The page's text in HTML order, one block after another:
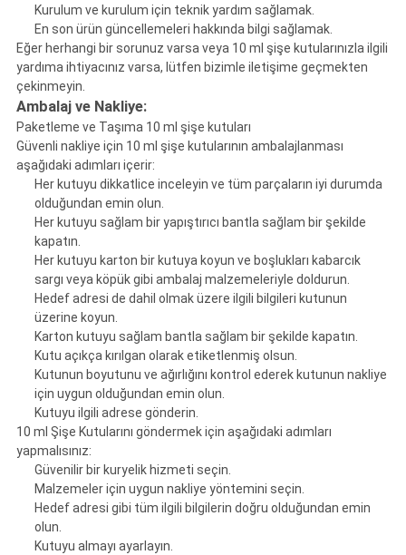
Kurulum ve kurulum için teknik yardım sağlamak.
En son ürün güncellemeleri hakkında bilgi sağlamak.
Eğer herhangi bir sorunuz varsa veya 10 ml şişe kutularınızla ilgili
yardıma ihtiyacınız varsa, lütfen bizimle iletişime geçmekten
çekinmeyin.
Ambalaj ve Nakliye:
Paketleme ve Taşıma 10 ml şişe kutuları
Güvenli nakliye için 10 ml şişe kutularının ambalajlanması
aşağıdaki adımları içerir:
Her kutuyu dikkatlice inceleyin ve tüm parçaların iyi durumda
olduğundan emin olun.
Her kutuyu sağlam bir yapıştırıcı bantla sağlam bir şekilde
kapatın.
Her kutuyu karton bir kutuya koyun ve boşlukları kabarcık
sargı veya köpük gibi ambalaj malzemeleriyle doldurun.
Hedef adresi de dahil olmak üzere ilgili bilgileri kutunun
üzerine koyun.
Karton kutuyu sağlam bantla sağlam bir şekilde kapatın.
Kutu açıkça kırılgan olarak etiketlenmiş olsun.
Kutunun boyutunu ve ağırlığını kontrol ederek kutunun nakliye
için uygun olduğundan emin olun.
Kutuyu ilgili adrese gönderin.
10 ml Şişe Kutularını göndermek için aşağıdaki adımları
yapmalısınız:
Güvenilir bir kuryelik hizmeti seçin.
Malzemeler için uygun nakliye yöntemini seçin.
Hedef adresi gibi tüm ilgili bilgilerin doğru olduğundan emin
olun.
Kutuyu almayı ayarlayın.